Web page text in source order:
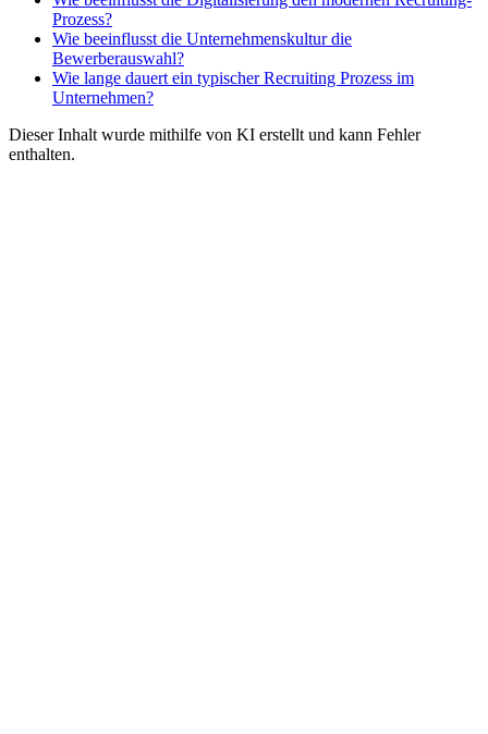
Prozess?
Wie beeinflusst die Unternehmenskultur die
Bewerberauswahl?
Wie lange dauert ein typischer Recruiting Prozess im
Unternehmen?
Dieser Inhalt wurde mithilfe von KI erstellt und kann Fehler
enthalten.